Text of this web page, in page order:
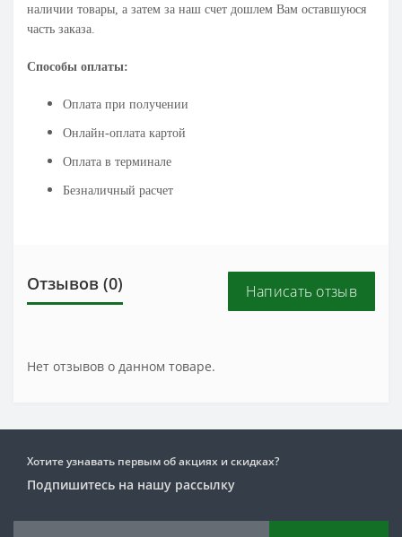
наличии товары, а затем за наш счет дошлем Вам оставшуюся
часть заказа.
Способы оплаты:
Оплата при получении
Онлайн-оплата картой
Оплата в терминале
Безналичный расчет
Отзывов (0) Написать отзыв
Нет отзывов о данном товаре.
Хотите узнавать первым об акциях и скидках?
Подпишитесь на нашу рассылку